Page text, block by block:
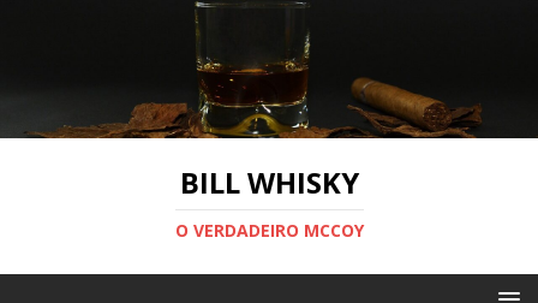
BILL WHISKY
O VERDADEIRO MCCOY